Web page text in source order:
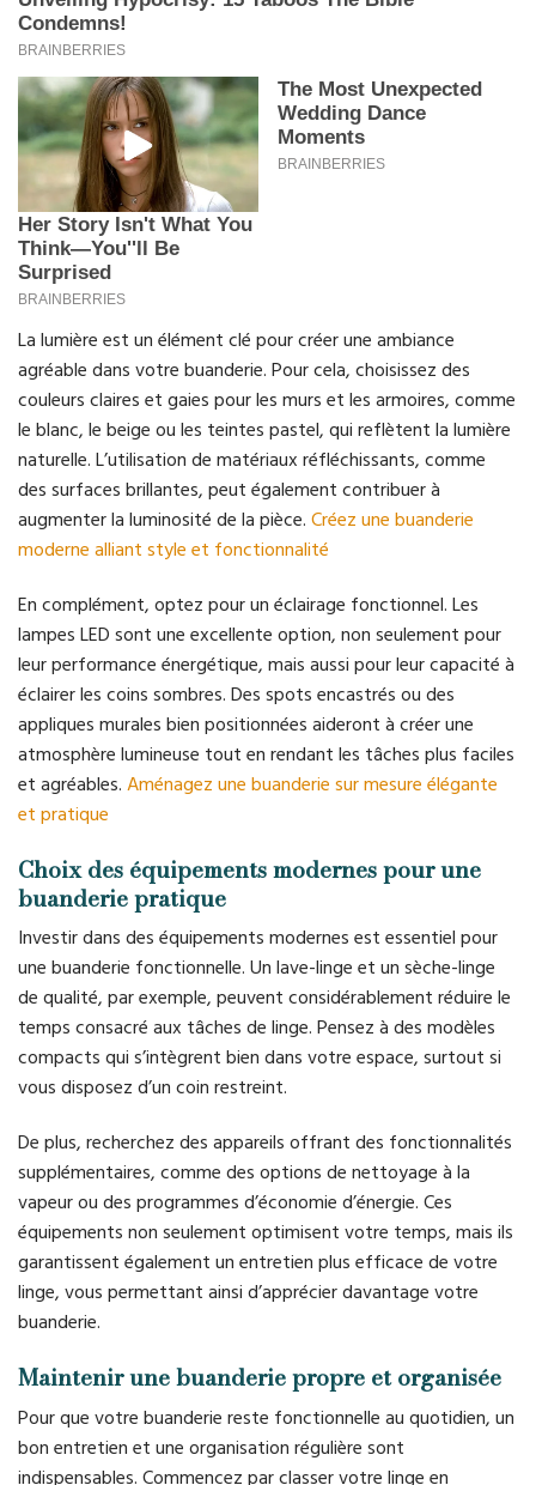
La lumière est un élément clé pour créer une ambiance
agréable dans votre buanderie. Pour cela, choisissez des
couleurs claires et gaies pour les murs et les armoires, comme
le blanc, le beige ou les teintes pastel, qui reflètent la lumière
naturelle. L’utilisation de matériaux réfléchissants, comme
des surfaces brillantes, peut également contribuer à
augmenter la luminosité de la pièce. Créez une buanderie
moderne alliant style et fonctionnalité
En complément, optez pour un éclairage fonctionnel. Les
lampes LED sont une excellente option, non seulement pour
leur performance énergétique, mais aussi pour leur capacité à
éclairer les coins sombres. Des spots encastrés ou des
appliques murales bien positionnées aideront à créer une
atmosphère lumineuse tout en rendant les tâches plus faciles
et agréables. Aménagez une buanderie sur mesure élégante
et pratique
Choix des équipements modernes pour une
buanderie pratique
Investir dans des équipements modernes est essentiel pour
une buanderie fonctionnelle. Un lave-linge et un sèche-linge
de qualité, par exemple, peuvent considérablement réduire le
temps consacré aux tâches de linge. Pensez à des modèles
compacts qui s’intègrent bien dans votre espace, surtout si
vous disposez d’un coin restreint.
De plus, recherchez des appareils offrant des fonctionnalités
supplémentaires, comme des options de nettoyage à la
vapeur ou des programmes d’économie d’énergie. Ces
équipements non seulement optimisent votre temps, mais ils
garantissent également un entretien plus efficace de votre
linge, vous permettant ainsi d’apprécier davantage votre
buanderie.
Maintenir une buanderie propre et organisée
Pour que votre buanderie reste fonctionnelle au quotidien, un
bon entretien et une organisation régulière sont
indispensables. Commencez par classer votre linge en